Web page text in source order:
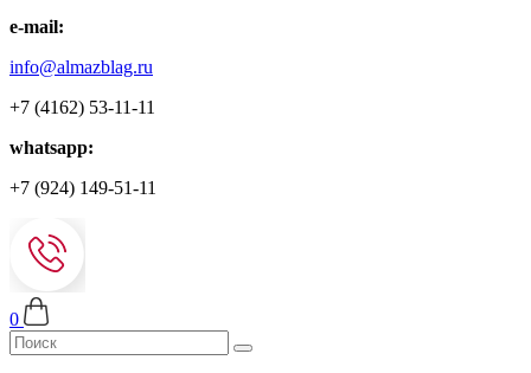
e-mail:
info@almazblag.ru
+7 (4162) 53-11-11
whatsapp:
+7 (924) 149-51-11
0